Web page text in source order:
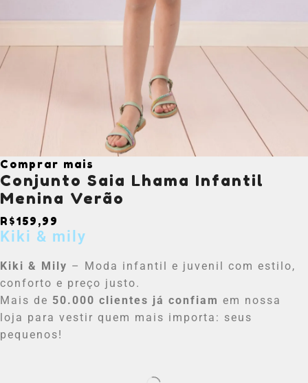
Comprar mais
Conjunto Saia Lhama Infantil
Menina Verão
R$159,99
Kiki & mily
Kiki & Mily – Moda infantil e juvenil com estilo,
conforto e preço justo.
Mais de 50.000 clientes já confiam em nossa
loja para vestir quem mais importa: seus
pequenos!